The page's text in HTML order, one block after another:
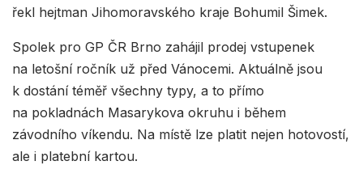
řekl hejtman Jihomoravského kraje Bohumil Šimek.
Spolek pro GP ČR Brno zahájil prodej vstupenek
na letošní ročník už před Vánocemi. Aktuálně jsou
k dostání téměř všechny typy, a to přímo
na pokladnách Masarykova okruhu i během
závodního víkendu. Na místě lze platit nejen hotovostí,
ale i platební kartou.